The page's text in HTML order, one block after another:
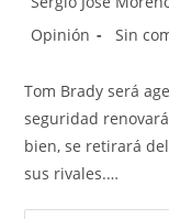
Opinión
Sin
Tom Brady será
seguridad
bien, se retirará
sus rivales.…